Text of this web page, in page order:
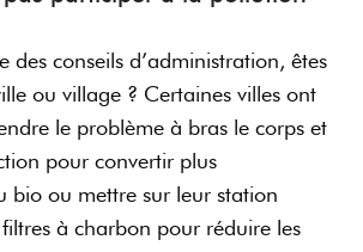
des conseils d’administration, êtes
ou village ? Certaines villes ont
le problème à bras le corps et
pour convertir plus
bio ou mettre sur leur station
à charbon pour réduire les